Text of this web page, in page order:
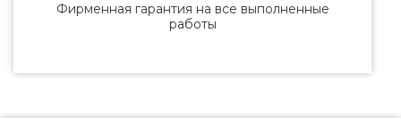
Фирменная гарантия на все выполненные
работы